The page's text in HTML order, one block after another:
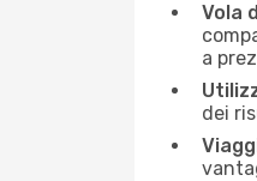
Vola
a
dei